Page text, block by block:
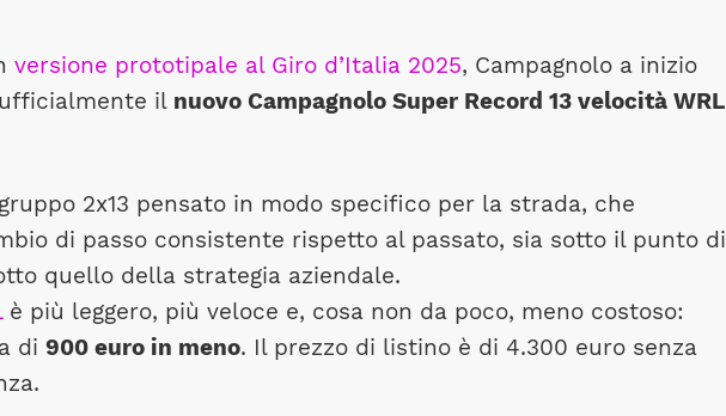
versione prototipale al Giro d’Italia 2025, Campagnolo a inizio
il nuovo Campagnolo Super Record 13 velocità WRL
2x13 pensato in modo specifico per la strada, che
di passo consistente rispetto al passato, sia sotto il punto di
quello della strategia aziendale.
è più leggero, più veloce e, cosa non da poco, meno costoso:
di 900 euro in meno. Il prezzo di listino è di 4.300 euro senza